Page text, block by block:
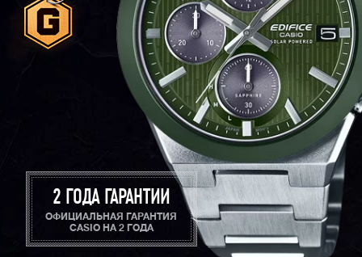
2 ГОДА ГАРАНТИИ
ОФИЦИАЛЬНАЯ ГАРАНТИЯ
CASIO НА 2 ГОДА